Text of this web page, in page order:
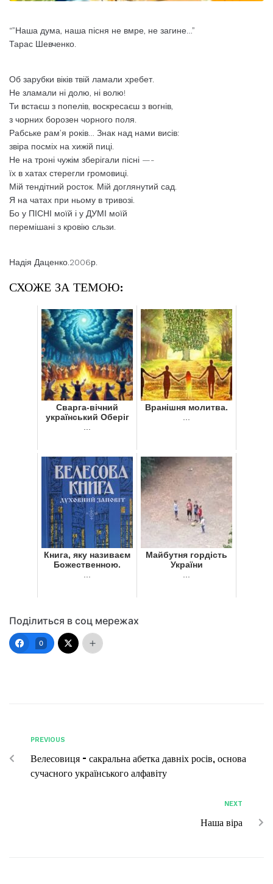
“”Наша дума, наша пісня не вмре, не загине…”
Тарас Шевченко.
Об зарубки віків твій ламали хребет.
Не зламали ні долю, ні волю!
Ти встаєш з попелів, воскресаєш з вогнів,
з чорних борозен чорного поля.
Рабське рам’я років… Знак над нами висів:
звіра посміх на хижій пиці.
Не на троні чужім зберігали пісні —-
їх в хатах стерегли громовиці.
Мій тендітний росток. Мій доглянутий сад.
Я на чатах при ньому в тривозі.
Бо у ПІСНІ моїй і у ДУМІ моїй
перемішані з кровію сльзи.
Надія Даценко.2006р.
СХОЖЕ ЗА ТЕМОЮ:
Сварга-вічний
український Оберіг
...
Вранішня молитва.
...
Книга, яку називаєм
Божественною.
...
Майбутня гордість
України
...
Поділиться в соц мережах
0
PREVIOUS
Велесовиця – сакральна абетка давніх росів, основа
сучасного українського алфавіту
NEXT
Наша віра